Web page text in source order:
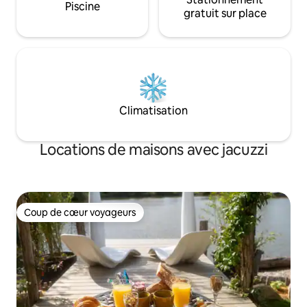
Piscine
gratuit sur place
Climatisation
Locations de maisons avec jacuzzi
Coup de cœur voyageurs
Coup de cœur voyageurs